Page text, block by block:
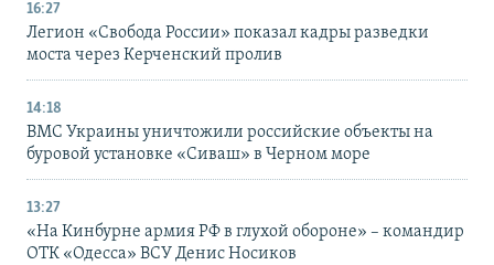
16:27
Легион «Свобода России» показал кадры разведки
моста через Керченский пролив
14:18
ВМС Украины уничтожили российские объекты на
буровой установке «Сиваш» в Черном море
13:27
«На Кинбурне армия РФ в глухой обороне» – командир
ОТК «Одесса» ВСУ Денис Носиков